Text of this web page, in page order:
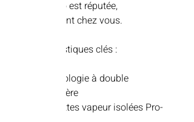
Marzocco est réputée,
directement chez vous.
Caractéristiques clés :
Technologie à double
chaudière
Baguettes vapeur isolées Pro-